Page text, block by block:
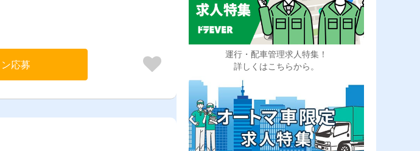
応募
運行・配車管理求人特集！
詳しくはこちらから。